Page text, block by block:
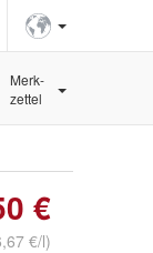
Merk-
zettel
€
€/l)